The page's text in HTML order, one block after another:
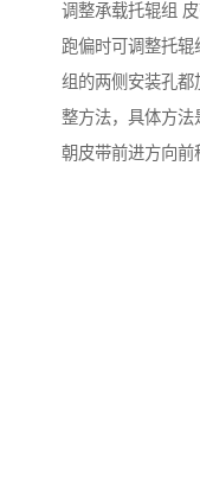
调整承载托辊组
跑偏时可调整托
组的两侧安装孔都
整方法，具体方法
朝皮带前进方向前